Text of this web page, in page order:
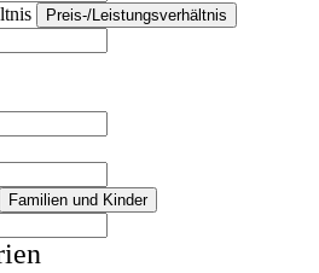
Preis-/Leistungsverhältnis
Familien und Kinder